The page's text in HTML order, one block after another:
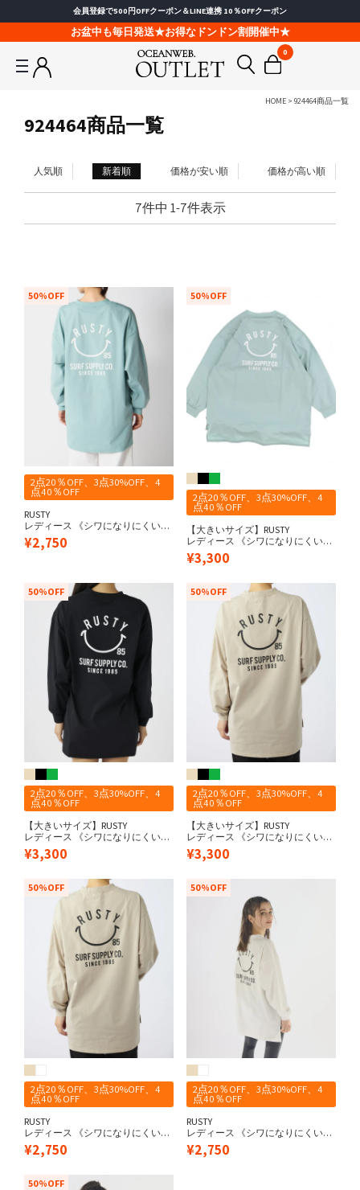
会員登録で500円OFFクーポン＆LINE連携 10％OFFクーポン
お盆中も毎日発送★お得なドンドン割開催中★
0
HOME 924464商品一覧
924464商品一覧
人気順 新着順 価格が安い順 価格が高い順
7件中 1-7件表示
2点20％OFF、3点30%OFF、4
点40％OFF
RUSTY
レディース 《シワになりにくい・
軽量速乾・UPF50+≫ 水陸両用 ペ
アテックス バックニコちゃん 長袖
50%OFF
¥2,750
2点20％OFF、3点30%OFF、4
点40％OFF
【大きいサイズ】RUSTY
レディース 《シワになりにくい・
軽量速乾・UPF56+≫ 水陸両用 ペ
アテックス バックニコちゃん 長袖
50%OFF
¥3,300
2点20％OFF、3点30%OFF、4
点40％OFF
【大きいサイズ】RUSTY
レディース 《シワになりにくい・
軽量速乾・UPF56+≫ 水陸両用 ペ
アテックス バックニコちゃん 長袖
50%OFF
¥3,300
2点20％OFF、3点30%OFF、4
点40％OFF
【大きいサイズ】RUSTY
レディース 《シワになりにくい・
軽量速乾・UPF56+≫ 水陸両用 ペ
アテックス バックニコちゃん 長袖
50%OFF
¥3,300
2点20％OFF、3点30%OFF、4
点40％OFF
RUSTY
レディース 《シワになりにくい・
軽量速乾・UPF50+≫ 水陸両用 ペ
アテックス バックニコちゃん 長袖
50%OFF
¥2,750
2点20％OFF、3点30%OFF、4
点40％OFF
RUSTY
レディース 《シワになりにくい・
軽量速乾・UPF50+≫ 水陸両用 ペ
アテックス バックニコちゃん 長袖
50%OFF
¥2,750
50%OFF